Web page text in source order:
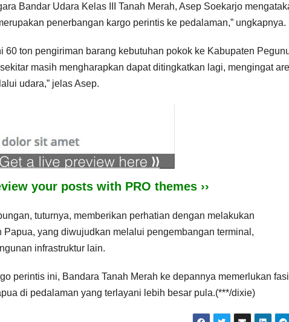
Bandar Udara Kelas III Tanah Merah, Asep Soekarjo
penerbangan kargo perintis ke pedalaman,” ungkapnya.
60 ton pengiriman barang kebutuhan pokok ke Kabupaten
masih mengharapkan dapat ditingkatkan lagi, mengingat
udara,” jelas Asep.
your posts with PRO themes ››
tuturnya, memberikan perhatian dengan melakukan
yang diwujudkan melalui pengembangan terminal,
infrastruktur lain.
perintis ini, Bandara Tanah Merah ke depannya memerlukan
di pedalaman yang terlayani lebih besar pula.(***/dixie)